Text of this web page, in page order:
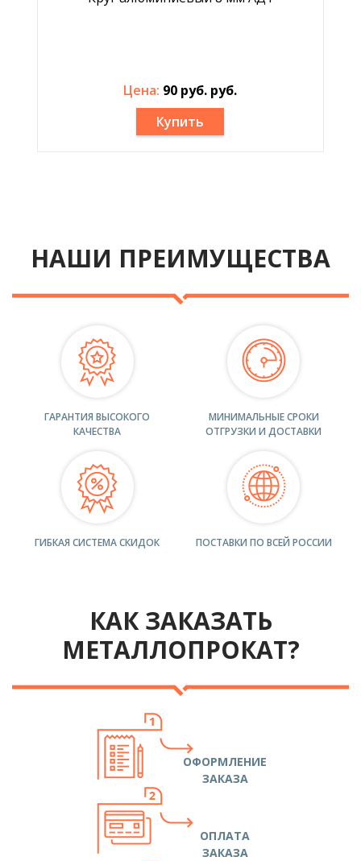
Цена: 90 руб. руб.
Купить
НАШИ ПРЕИМУЩЕСТВА
ГАРАНТИЯ ВЫСОКОГО
КАЧЕСТВА
МИНИМАЛЬНЫЕ СРОКИ
ОТГРУЗКИ И ДОСТАВКИ
ГИБКАЯ СИСТЕМА СКИДОК ПОСТАВКИ ПО ВСЕЙ РОССИИ
КАК ЗАКАЗАТЬ
МЕТАЛЛОПРОКАТ?
ОФОРМЛЕНИЕ
ЗАКАЗА
ОПЛАТА
ЗАКАЗА